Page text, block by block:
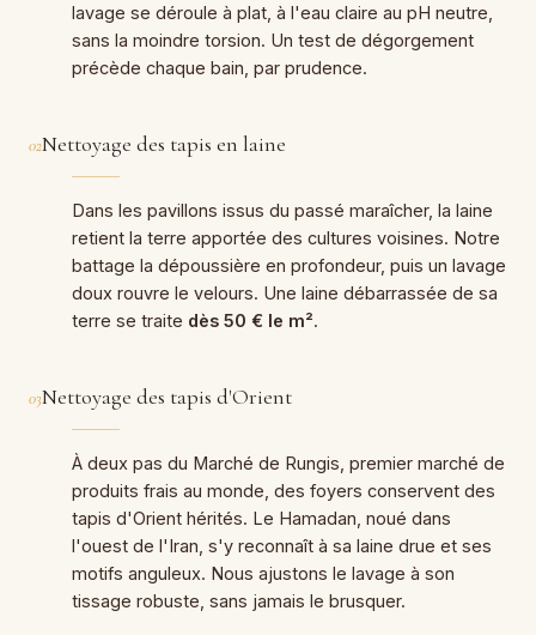
lavage se déroule à plat, à l'eau claire au pH neutre,
sans la moindre torsion. Un test de dégorgement
précède chaque bain, par prudence.
02Nettoyage des tapis en laine
Dans les pavillons issus du passé maraîcher, la laine
retient la terre apportée des cultures voisines. Notre
battage la dépoussière en profondeur, puis un lavage
doux rouvre le velours. Une laine débarrassée de sa
terre se traite dès 50 € le m².
03Nettoyage des tapis d'Orient
À deux pas du Marché de Rungis, premier marché de
produits frais au monde, des foyers conservent des
tapis d'Orient hérités. Le Hamadan, noué dans
l'ouest de l'Iran, s'y reconnaît à sa laine drue et ses
motifs anguleux. Nous ajustons le lavage à son
tissage robuste, sans jamais le brusquer.